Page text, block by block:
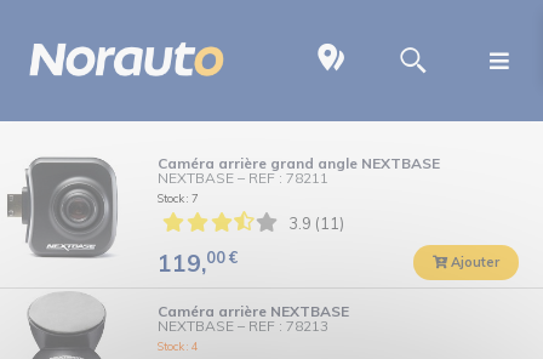
Caméra arrière grand angle NEXTBASE
NEXTBASE – REF : 78211
Stock : 7
3.9 (11)
119,00€ Ajouter
Caméra arrière NEXTBASE
NEXTBASE – REF : 78213
Stock : 4